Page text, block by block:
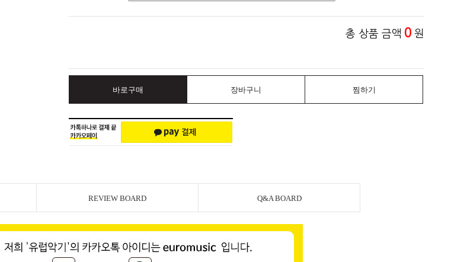
총 상품 금액 0 원
바로구매 장바구니 찜하기
REVIEW BOARD Q&A BOARD